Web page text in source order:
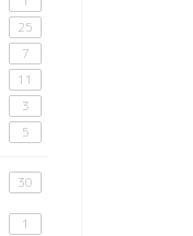
25
7
11
3
5
30
1